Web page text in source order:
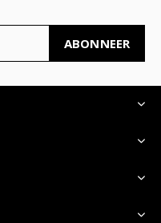
ABONNEER